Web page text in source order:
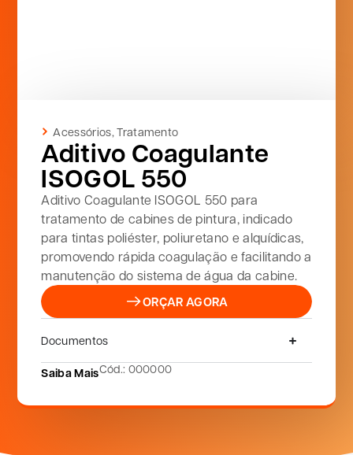
Acessórios,Tratamento
Aditivo Coagulante
ISOGOL 550
Aditivo Coagulante ISOGOL 550 para
tratamento de cabines de pintura, indicado
para tintas poliéster, poliuretano e alquídicas,
promovendo rápida coagulação e facilitando a
manutenção do sistema de água da cabine.
ORÇAR AGORA
Documentos
Saiba MaisCód.: 000000